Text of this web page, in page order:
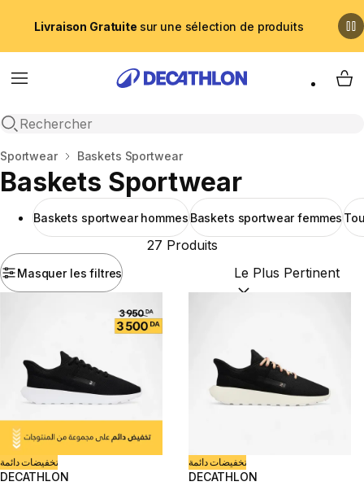
Livraison Gratuite sur une sélection de produits
Menu
Recherche ouverte
My
Accueil
Sportwear Baskets Sportwear
Baskets Sportwear
Baskets sportwear hommes Baskets sportwear femmes
Masquer les filtres
27 Produits
Trier par :(optional)
تخفيضات دائمة
DECATHLON
تخفيضات دائمة
DECATHLON